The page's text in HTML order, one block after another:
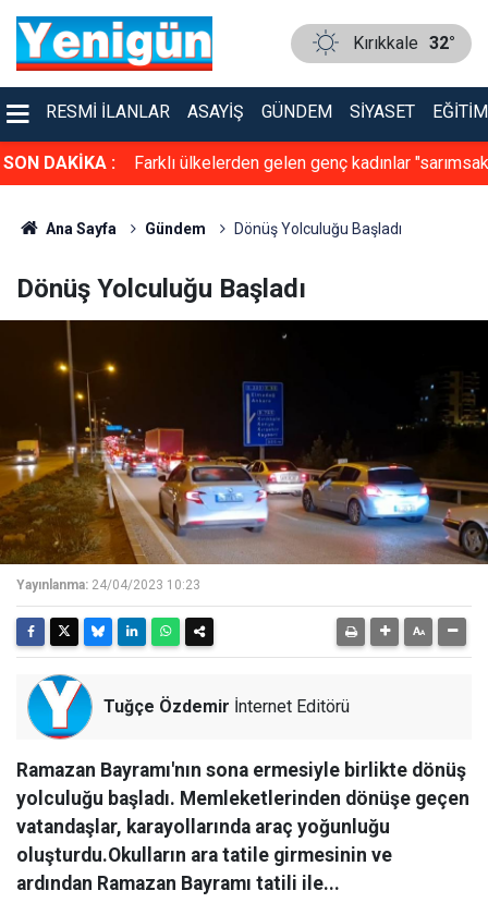
Kırıkkale 32°
RESMI İLANLAR ASAYIŞ GÜNDEM SIYASET EĞITIM
SON DAKİKA :
trafikte Farklı ülkelerden gelen genç kadınlar "sarımsak
Ana Sayfa Gündem Dönüş Yolculuğu Başladı
Dönüş Yolculuğu Başladı
Yayınlanma: 24/04/2023 10:23
Tuğçe Özdemir İnternet Editörü
Ramazan Bayramı'nın sona ermesiyle birlikte dönüş
yolculuğu başladı. Memleketlerinden dönüşe geçen
vatandaşlar, karayollarında araç yoğunluğu
oluşturdu.Okulların ara tatile girmesinin ve
ardından Ramazan Bayramı tatili ile...